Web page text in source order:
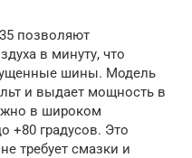
позволяют
в минуту, что
шины. Модель
и выдает мощность в
в широком
+80 градусов. Это
требует смазки и